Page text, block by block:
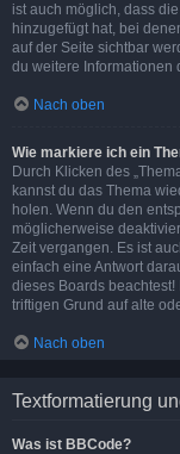
ist auch möglich, dass
hinzugefügt hat, bei
auf der Seite sichtbar
du weitere Informationen
Nach oben
Wie markiere ich ein
Durch Klicken des
kannst du das Thema
holen. Wenn du den
möglicherweise
Zeit vergangen. Es ist
einfach eine Antwort
dieses Boards
triftigen Grund auf alte
Nach oben
Textformatierung
Was ist BBCode?